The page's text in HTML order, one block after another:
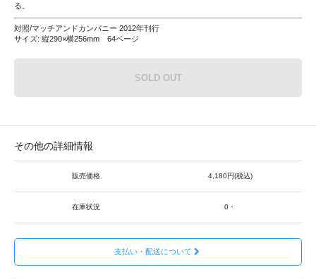
る。
対照/マッチアンドカンパニー 2012年刊行
サイズ: 縦290×横256mm 64ページ
SOLD OUT
その他の詳細情報
販売価格 4,180円(税込)
在庫状況 0・
支払い・配送について